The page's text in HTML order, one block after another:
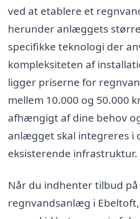
ved at etablere et
herunder anlæggets
specifikke teknologi der
kompleksiteten af
ligger priserne for
mellem 10.000 og 50.000
afhængigt af dine behov
anlægget skal integreres i
eksisterende infrastruktur.
Når du indhenter tilbud på
regnvandsanlæg i